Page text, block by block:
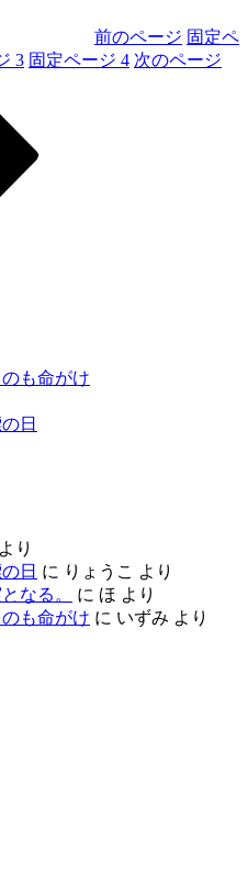
前のページ 固定ペ
3 固定ページ 4 次のページ
も命がけ
日
より
日 に りょうこ より
なる。
に ほ より
も命がけ に いずみ より